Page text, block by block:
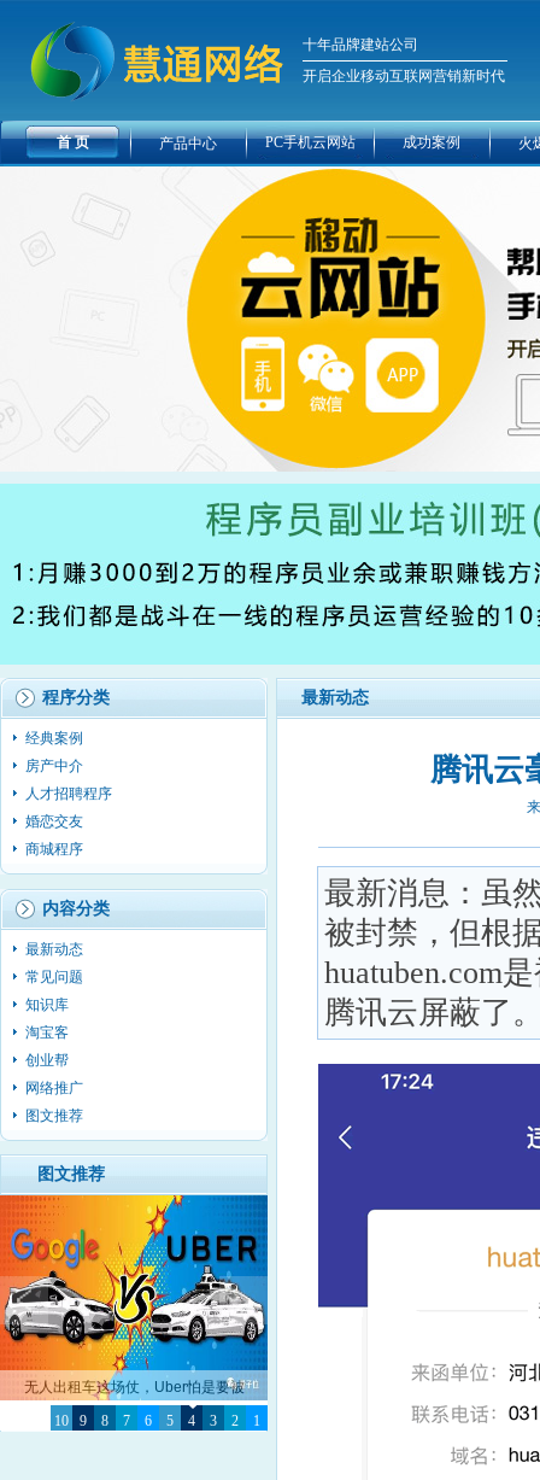
十年品牌建站公司
开启企业移动互联网营销新时代
首 页 产品中心 PC手机云网站 成功案例 火
程序分类
经典案例
房产中介
人才招聘程序
婚恋交友
商城程序
内容分类
最新动态
常见问题
知识库
淘宝客
创业帮
网络推广
图文推荐
图文推荐
1
2
3
4
5
6
7
8
9
10
无人出租车这场仗，Uber怕是要被
Google彻底击败了
最新动态
腾讯云
最新消息：虽
被封禁，但根
huatuben.com
腾讯云屏蔽了